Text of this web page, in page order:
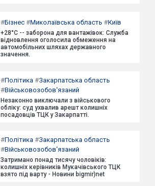
#Бізнес #Миколаївська область #Київ
+28°C -- заборона для вантажівок: Служба
відновлення оголосила обмеження на
автомобільних шляхах державного
значення.
#Політика #Закарпатська область
#Військовозобов'язаний
Незаконно виключали з військового
обліку: суд ухвалив арешт колишніх
посадовців ТЦК у Закарпатті.
#Політика #Закарпатська область
#Військовозобов'язаний
Затримано понад тисячу чоловіків:
колишніх керівників Мукачівського ТЦК
взято під варту - Новини bigmir)net